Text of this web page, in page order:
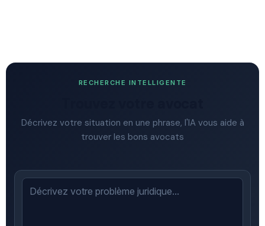
RECHERCHE INTELLIGENTE
Décrivez votre situation en une phrase, l'IA vous aide à
trouver les bons avocats